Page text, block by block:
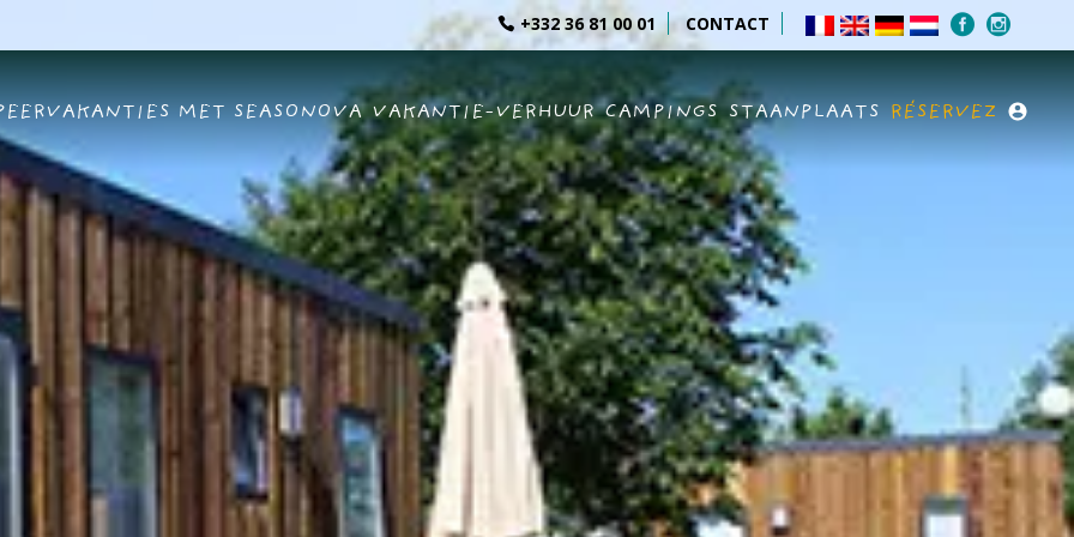
+332 36 81 00 01 CONTACT
MET SEASONOVA VAKANTIE-VERHUUR CAMPINGS STAANPLAATS RÉSERVEZ